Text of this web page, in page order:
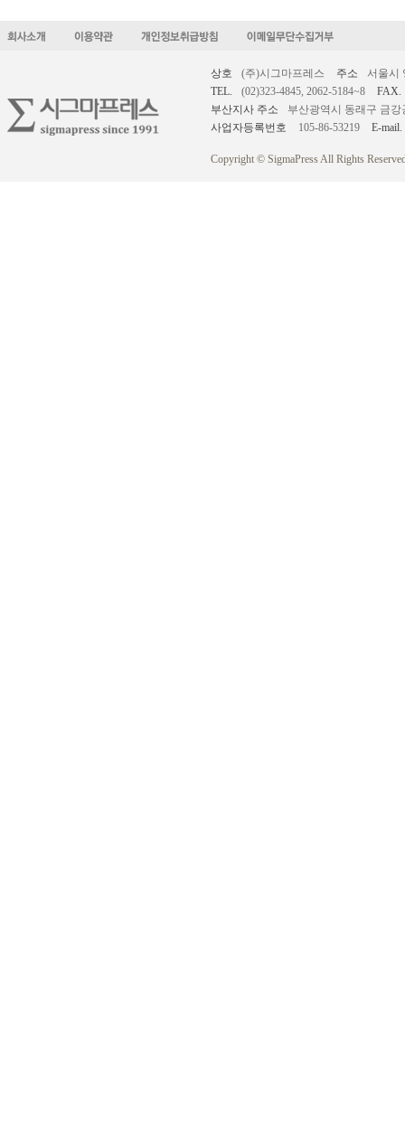
상호 (주)시그마프레스 주소
서울시
TEL.
(02)323-4845, 2062-5184~8
FAX.
부산지사 주소
부산광역시 동래구 금강
사업자등록번호
105-86-53219 E-mail.
Copyright © SigmaPress All Rights